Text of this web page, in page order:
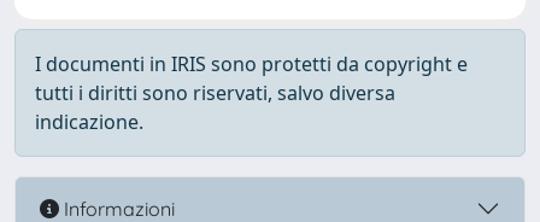
I documenti in IRIS sono protetti da copyright e
tutti i diritti sono riservati, salvo diversa
indicazione.
Informazioni